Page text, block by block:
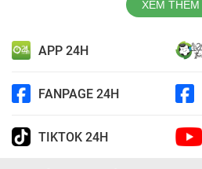
XEM THÊM
APP 24H
FANPAGE 24H
TIKTOK 24H